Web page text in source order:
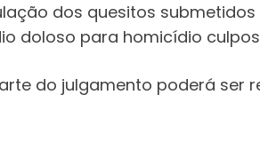
dos quesitos
doloso para homicídio
do julgamento poderá ser